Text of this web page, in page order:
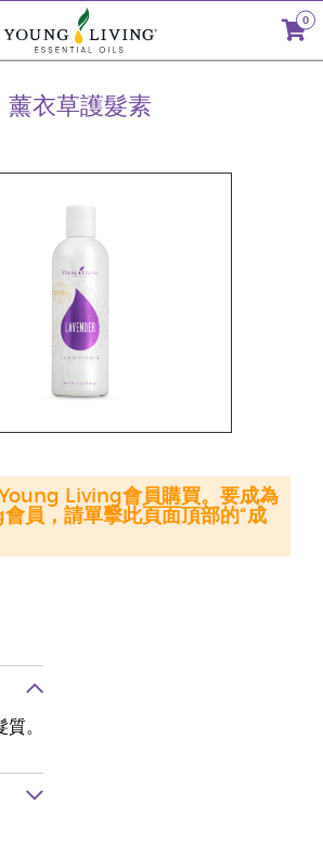
0
薰衣草護髮素
Living會員購買。要成為
員，請單擊此頁面頂部的“成
。